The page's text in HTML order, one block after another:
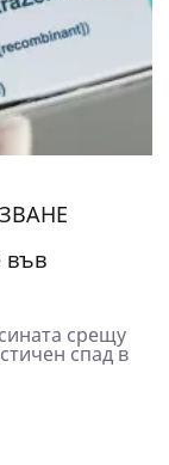
във
срещу
спад в